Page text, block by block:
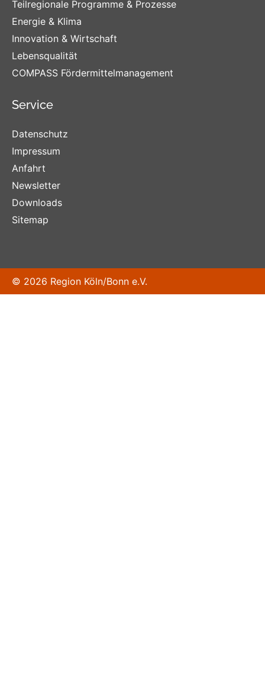
Teilregionale Programme & Prozesse
Energie & Klima
Innovation & Wirtschaft
Lebensqualität
COMPASS Fördermittelmanagement
Service
Datenschutz
Impressum
Anfahrt
Newsletter
Downloads
Sitemap
© 2026 Region Köln/Bonn e.V.